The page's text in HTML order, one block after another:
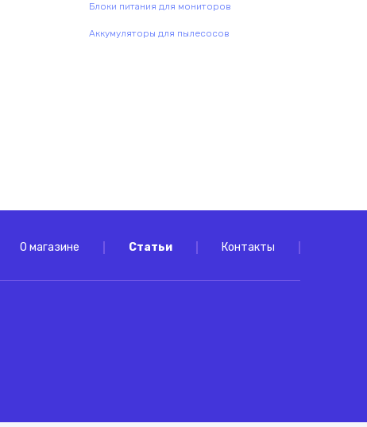
Блоки питания для мониторов
Аккумуляторы для пылесосов
О магазине Статьи Контакты